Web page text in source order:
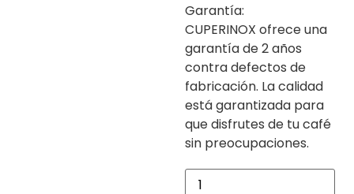
Garantía:
CUPERINOX ofrece una
garantía de 2 años
contra defectos de
fabricación. La calidad
está garantizada para
que disfrutes de tu café
sin preocupaciones.